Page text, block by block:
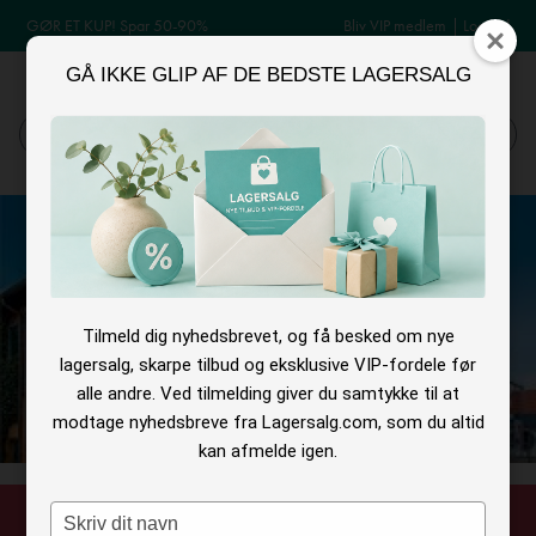
GØR ET KUP! Spar 50-90% Bliv VIP medlem | Log ind
Log ind MENU
GÅ IKKE GLIP AF DE BEDSTE LAGERSALG
Tilmeld dig nyhedsbrevet, og få besked om nye
lagersalg, skarpe tilbud og eksklusive VIP-fordele før
alle andre. Ved tilmelding giver du samtykke til at
modtage nyhedsbreve fra Lagersalg.com, som du altid
kan afmelde igen.
Type